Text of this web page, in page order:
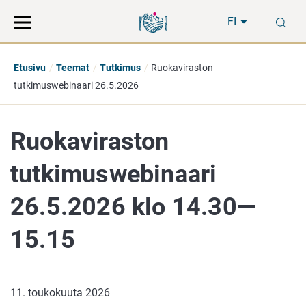
suoraan
sisältöön
koko
sivuston
FI
Etusivu Teemat Tutkimus
Ruokaviraston
tutkimuswebinaari 26.5.2026
Ruokaviraston
tutkimuswebinaari
26.5.2026 klo 14.30—
15.15
11. toukokuuta 2026